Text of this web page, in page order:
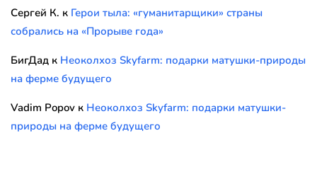
Сергей К. к Герои тыла: «гуманитарщики» страны
собрались на «Прорыве года»
БигДад к Неоколхоз Skyfarm: подарки матушки-природы
на ферме будущего
Vadim Popov к Неоколхоз Skyfarm: подарки матушки-
природы на ферме будущего